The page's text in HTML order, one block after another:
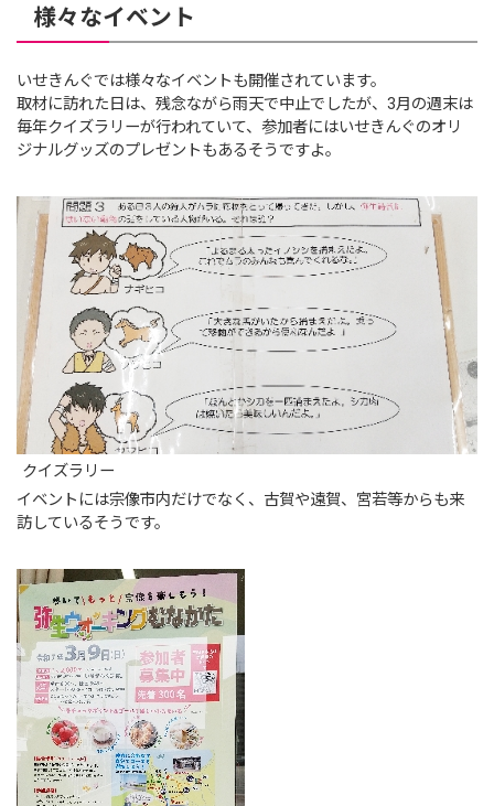
様々なイベント
いせきんぐでは様々なイベントも開催されています。
取材に訪れた日は、残念ながら雨天で中止でしたが、3月の週末は
毎年クイズラリーが行われていて、参加者にはいせきんぐのオリ
ジナルグッズのプレゼントもあるそうですよ。
クイズラリー
イベントには宗像市内だけでなく、古賀や遠賀、宮若等からも来
訪しているそうです。